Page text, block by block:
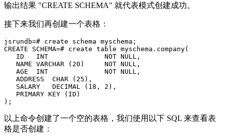
输出结果 "CREATE SCHEMA" 就代表模式创建成功。
接下来我们再创建一个表格：
jsrundb=# create schema myschema;
CREATE SCHEMA=# create table myschema.company(
   ID   INT              NOT NULL,
   NAME VARCHAR (20)     NOT NULL,
   AGE  INT              NOT NULL,
   ADDRESS  CHAR (25),
   SALARY   DECIMAL (18, 2),
   PRIMARY KEY (ID)
以上命令创建了一个空的表格，我们使用以下 SQL 来查看表
格是否创建：